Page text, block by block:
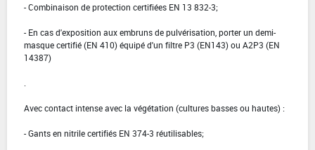
- Combinaison de protection certifiées EN 13 832-3;
- En cas d'exposition aux embruns de pulvérisation, porter un demi-
masque certifié (EN 410) équipé d'un filtre P3 (EN143) ou A2P3 (EN
14387)
Avec contact intense avec la végétation (cultures basses ou hautes) :
- Gants en nitrile certifiés EN 374-3 réutilisables;